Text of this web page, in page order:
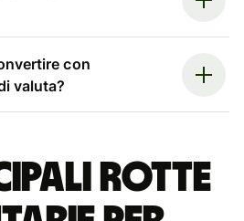
con
valuta?
rotte